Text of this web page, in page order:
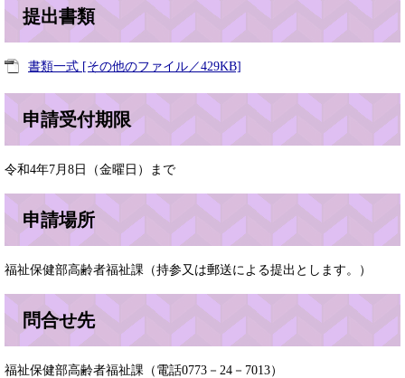
提出書類
書類一式 [その他のファイル／429KB]
申請受付期限
令和4年7月8日（金曜日）まで
申請場所
福祉保健部高齢者福祉課（持参又は郵送による提出とします。）
問合せ先
福祉保健部高齢者福祉課（電話0773－24－7013）